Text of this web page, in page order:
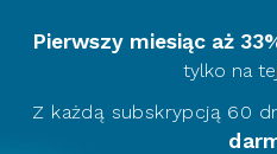
Pierwszy miesiąc aż
tylko na
Z każdą subskrypcją 60